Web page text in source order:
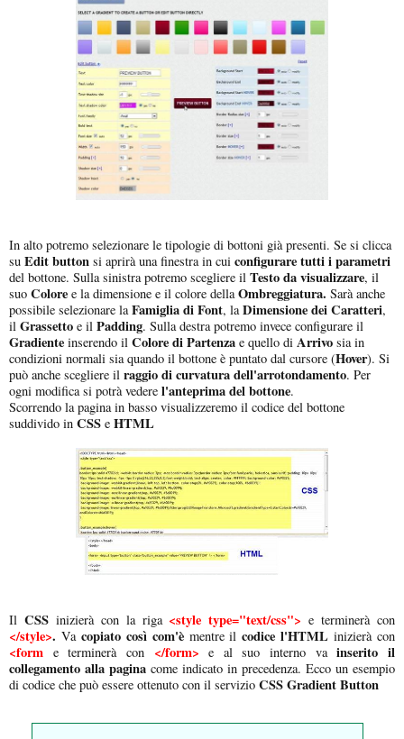
In alto potremo selezionare le tipologie di bottoni già presenti. Se si clicca
su Edit button si aprirà una finestra in cui configurare tutti i parametri
del bottone. Sulla sinistra potremo scegliere il Testo da visualizzare, il
suo Colore e la dimensione e il colore dellaOmbreggiatura. Sarà anche
possibile selezionare laFamiglia di Font, laDimensione dei Caratteri,
il Grassetto e il Padding. Sulla destra potremo invece configurare il
Gradiente inserendo il Colore di Partenza e quello di Arrivo sia in
condizioni normali sia quando il bottone è puntato dal cursore (Hover). Si
può anche scegliere il raggio di curvatura dell'arrotondamento. Per
ogni modifica si potrà vedere l'anteprima del bottone.
Scorrendo la pagina in basso visualizzeremo il codice del bottone
suddivido in CSS e HTML
Il CSSinizierà con la riga <style type="text/css"> e terminerà con
</style>. Va copiato così com'èmentre ilcodice l'HTML inizierà con
<form e terminerà con </form> e al suo interno vainserito il
collegamento alla pagina come indicato in precedenza. Ecco un esempio
di codice che può essere ottenuto con il servizio CSS Gradient Button